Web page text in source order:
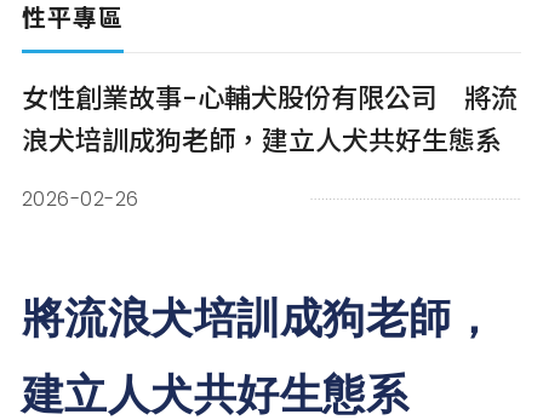
性平專區
女性創業故事-心輔犬股份有限公司 將流
浪犬培訓成狗老師，建立人犬共好生態系
2026-02-26
將流浪犬培訓成狗老師，
建立人犬共好生態系